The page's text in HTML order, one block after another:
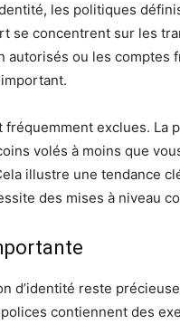
les politiques
se concentrent sur les
ou les comptes
exclues. La
volés à moins que
illustre une tendance
des mises à niveau
d’identité reste
contiennent des